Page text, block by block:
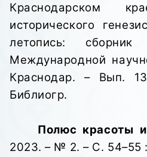
Краснодарском
исторического
летопись: сборник
Международной
Краснодар. – Вып.
Библиогр.
Полюс красоты
2023. – № 2. – С. 54–55